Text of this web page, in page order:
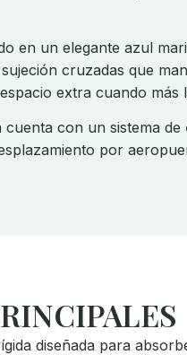
en un elegante azul
cruzadas que
extra cuando
con un sistema de
por
diseñada para